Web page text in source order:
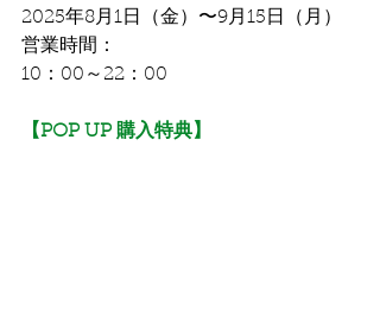
2025年8月1日（金）〜9月15日（月）
営業時間：
10：00～22：00
【POP UP 購入特典】